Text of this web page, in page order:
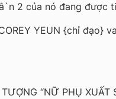
2 của nó đang được
YEUN {chỉ đạo}
“NỮ PHỤ XUẤT